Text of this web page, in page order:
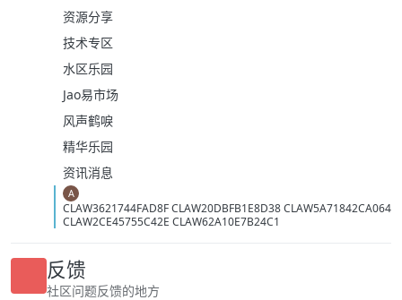
资源分享
技术专区
水区乐园
Jao易市场
风声鹤唳
精华乐园
资讯消息
A
CLAW3621744FAD8F CLAW20DBFB1E8D38 CLAW5A71842CA064
CLAW2CE45755C42E CLAW62A10E7B24C1
反馈
社区问题反馈的地方